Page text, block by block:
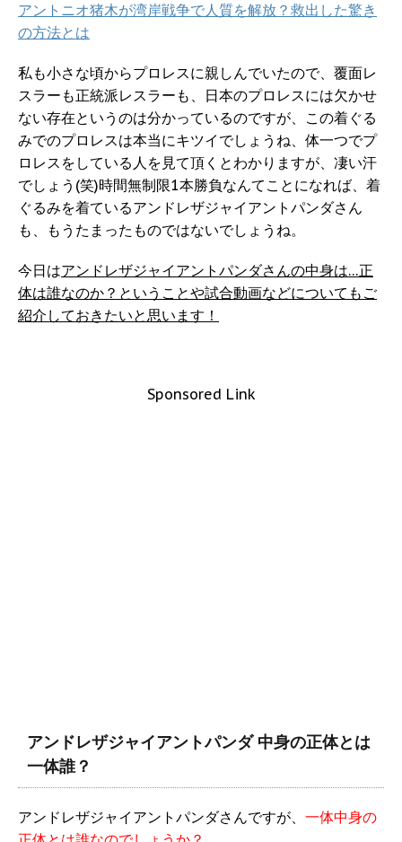
アントニオ猪木が湾岸戦争で人質を解放？救出した驚き
の方法とは
私も小さな頃からプロレスに親しんでいたので、覆面レ
スラーも正統派レスラーも、日本のプロレスには欠かせ
ない存在というのは分かっているのですが、この着ぐる
みでのプロレスは本当にキツイでしょうね、体一つでプ
ロレスをしている人を見て頂くとわかりますが、凄い汗
でしょう(笑)時間無制限1本勝負なんてことになれば、着
ぐるみを着ているアンドレザジャイアントパンダさん
も、もうたまったものではないでしょうね。
今日はアンドレザジャイアントパンダさんの中身は…正
体は誰なのか？ということや試合動画などについてもご
紹介しておきたいと思います！
Sponsored Link
アンドレザジャイアントパンダ 中身の正体とは
一体誰？
アンドレザジャイアントパンダさんですが、 一体中身の